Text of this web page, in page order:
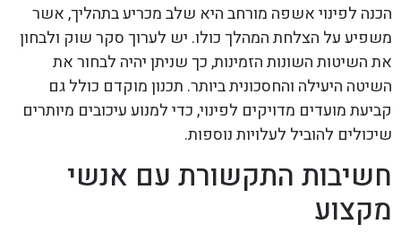
הכנה לפינוי אשפה מורחב היא שלב מכריע בתהליך, אשר
משפיע על הצלחת המהלך כולו. יש לערוך סקר שוק ולבחון
את השיטות השונות הזמינות, כך שניתן יהיה לבחור את
השיטה היעילה והחסכונית ביותר. תכנון מוקדם כולל גם
קביעת מועדים מדויקים לפינוי, כדי למנוע עיכובים מיותרים
שיכולים להוביל לעלויות נוספות.
חשיבות התקשורת עם אנשי
מקצוע